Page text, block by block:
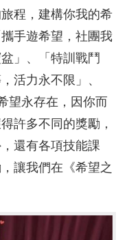
程，建構你我的希
手遊希望，社團我
」、「特訓戰鬥
活力永不限」、
望永存在，因你而
許多不同的獎勵，
還有各項技能課
讓我們在《希望之